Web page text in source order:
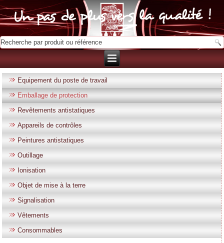
Equipement du poste de travail
Emballage de protection
Revêtements antistatiques
Appareils de contrôles
Peintures antistatiques
Outillage
Ionisation
Objet de mise à la terre
Signalisation
Vêtements
Consommables